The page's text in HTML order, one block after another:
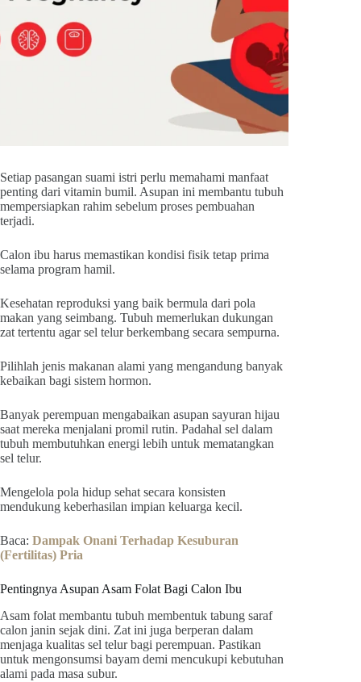
Setiap pasangan suami istri perlu memahami manfaat
penting dari vitamin bumil. Asupan ini membantu tubuh
mempersiapkan rahim sebelum proses pembuahan
terjadi.
Calon ibu harus memastikan kondisi fisik tetap prima
selama program hamil.
Kesehatan reproduksi yang baik bermula dari pola
makan yang seimbang. Tubuh memerlukan dukungan
zat tertentu agar sel telur berkembang secara sempurna.
Pilihlah jenis makanan alami yang mengandung banyak
kebaikan bagi sistem hormon.
Banyak perempuan mengabaikan asupan sayuran hijau
saat mereka menjalani promil rutin. Padahal sel dalam
tubuh membutuhkan energi lebih untuk mematangkan
sel telur.
Mengelola pola hidup sehat secara konsisten
mendukung keberhasilan impian keluarga kecil.
Baca: Dampak Onani Terhadap Kesuburan
(Fertilitas) Pria
Pentingnya Asupan Asam Folat Bagi Calon Ibu
Asam folat membantu tubuh membentuk tabung saraf
calon janin sejak dini. Zat ini juga berperan dalam
menjaga kualitas sel telur bagi perempuan. Pastikan
untuk mengonsumsi bayam demi mencukupi kebutuhan
alami pada masa subur.